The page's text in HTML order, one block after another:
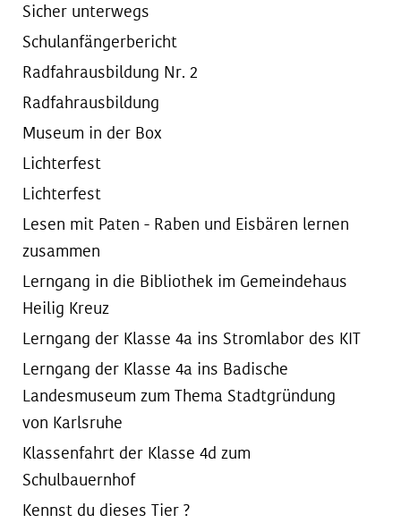
Sicher unterwegs
Schulanfängerbericht
Radfahrausbildung Nr. 2
Radfahrausbildung
Museum in der Box
Lichterfest
Lichterfest
Lesen mit Paten - Raben und Eisbären lernen
zusammen
Lerngang in die Bibliothek im Gemeindehaus
Heilig Kreuz
Lerngang der Klasse 4a ins Stromlabor des KIT
Lerngang der Klasse 4a ins Badische
Landesmuseum zum Thema Stadtgründung
von Karlsruhe
Klassenfahrt der Klasse 4d zum
Schulbauernhof
Kennst du dieses Tier ?